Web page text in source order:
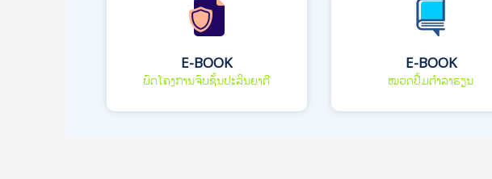
E-BOOK
ບົດໂຄງການຈົບຊັ້ນປະລິນຍາຕີ
E-BOOK
ໝວດປື້ມຕຳລາຮຽນ